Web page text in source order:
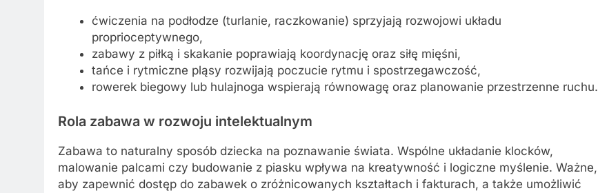
ćwiczenia na podłodze (turlanie, raczkowanie) sprzyjają rozwojowi układu
proprioceptywnego,
zabawy z piłką i skakanie poprawiają koordynację oraz siłę mięśni,
tańce i rytmiczne pląsy rozwijają poczucie rytmu i spostrzegawczość,
rowerek biegowy lub hulajnoga wspierają równowagę oraz planowanie przestrzenne ruchu.
Rola zabawa w rozwoju intelektualnym
Zabawa to naturalny sposób dziecka na poznawanie świata. Wspólne układanie klocków,
malowanie palcami czy budowanie z piasku wpływa na kreatywność i logiczne myślenie. Ważne,
aby zapewnić dostęp do zabawek o zróżnicowanych kształtach i fakturach, a także umożliwić